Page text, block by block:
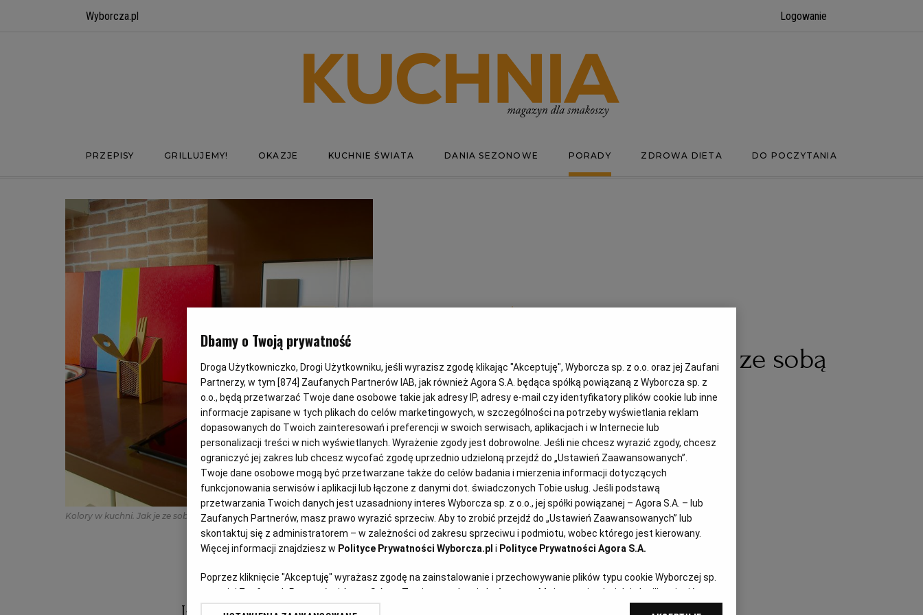
Wyborcza.pl Logowanie
PRZEPISY GRILLUJEMY! OKAZJE KUCHNIE ŚWIATA DANIA SEZONOWE PORADY ZDROWA DIETA DO POCZYTANIA
ARANŻACJE KUCHNI
Kolory w kuchni. Jak je ze sobą
łączyć?
Julia Kącka 20.07.2022
Kolory w kuchni. Jak je ze sobą łączyć?(Shutterstock)
Dbamy o Twoją prywatność
Droga Użytkowniczko, Drogi Użytkowniku, jeśli wyrazisz zgodę klikając "Akceptuję", Wyborcza sp. z o.o. oraz jej Zaufani
Partnerzy, w tym [874] Zaufanych Partnerów IAB, jak również Agora S.A. będąca spółką powiązaną z Wyborcza sp. z
o.o., będą przetwarzać Twoje dane osobowe takie jak adresy IP, adresy e-mail czy identyfikatory plików cookie lub inne
informacje zapisane w tych plikach do celów marketingowych, w szczególności na potrzeby wyświetlania reklam
dopasowanych do Twoich zainteresowań i preferencji w swoich serwisach, aplikacjach i w Internecie lub
personalizacji treści w nich wyświetlanych. Wyrażenie zgody jest dobrowolne. Jeśli nie chcesz wyrazić zgody, chcesz
ograniczyć jej zakres lub chcesz wycofać zgodę uprzednio udzieloną przejdź do „Ustawień Zaawansowanych”.
Twoje dane osobowe mogą być przetwarzane także do celów badania i mierzenia informacji dotyczących
funkcjonowania serwisów i aplikacji lub łączone z danymi dot. świadczonych Tobie usług. Jeśli podstawą
przetwarzania Twoich danych jest uzasadniony interes Wyborcza sp. z o.o., jej spółki powiązanej – Agora S.A. – lub
Zaufanych Partnerów, masz prawo wyrazić sprzeciw. Aby to zrobić przejdź do „Ustawień Zaawansowanych” lub
skontaktuj się z administratorem – w zależności od zakresu sprzeciwu i podmiotu, wobec którego jest kierowany.
Więcej informacji znajdziesz w Polityce Prywatności Wyborcza.pl i Polityce Prywatności Agora S.A.
Poprzez kliknięcie "Akceptuję" wyrażasz zgodę na zainstalowanie i przechowywanie plików typu cookie Wyborczej sp.
z o. o. jej Zaufanych Partnerów i Agora S.A. na Twoim urządzeniu końcowym. Możesz też w każdej chwili zmienić
swoje preferencje dot. plików cookie, ponownie wywołując narzędzie do zarządzania Twoimi preferencjami dot.